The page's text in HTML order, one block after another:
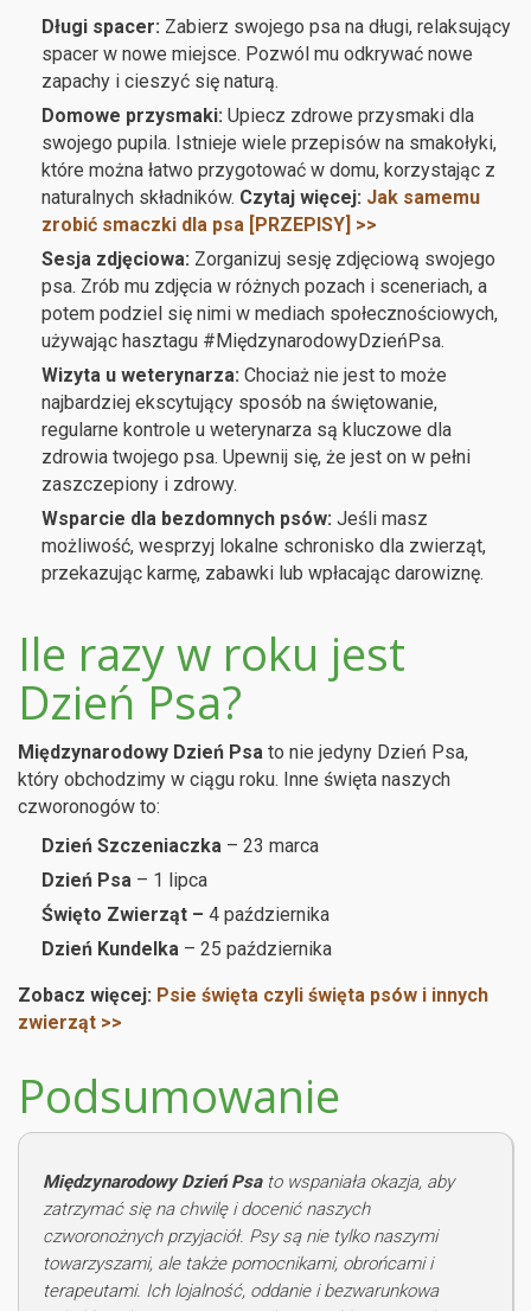
Długi spacer: Zabierz swojego psa na długi, relaksujący
spacer w nowe miejsce. Pozwól mu odkrywać nowe
zapachy i cieszyć się naturą.
Domowe przysmaki: Upiecz zdrowe przysmaki dla
swojego pupila. Istnieje wiele przepisów na smakołyki,
które można łatwo przygotować w domu, korzystając z
naturalnych składników. Czytaj więcej: Jak samemu
zrobić smaczki dla psa [PRZEPISY] >>
Sesja zdjęciowa: Zorganizuj sesję zdjęciową swojego
psa. Zrób mu zdjęcia w różnych pozach i sceneriach, a
potem podziel się nimi w mediach społecznościowych,
używając hasztagu #MiędzynarodowyDzieńPsa.
Wizyta u weterynarza: Chociaż nie jest to może
najbardziej ekscytujący sposób na świętowanie,
regularne kontrole u weterynarza są kluczowe dla
zdrowia twojego psa. Upewnij się, że jest on w pełni
zaszczepiony i zdrowy.
Wsparcie dla bezdomnych psów: Jeśli masz
możliwość, wesprzyj lokalne schronisko dla zwierząt,
przekazując karmę, zabawki lub wpłacając darowiznę.
Ile razy w roku jest
Dzień Psa?
Międzynarodowy Dzień Psa to nie jedyny Dzień Psa,
który obchodzimy w ciągu roku. Inne święta naszych
czworonogów to:
Dzień Szczeniaczka – 23 marca
Dzień Psa – 1 lipca
Święto Zwierząt – 4 października
Dzień Kundelka – 25 października
Zobacz więcej: Psie święta czyli święta psów i innych
zwierząt >>
Podsumowanie
Międzynarodowy Dzień Psato wspaniała okazja, aby
zatrzymać się na chwilę i docenić naszych
czworonożnych przyjaciół. Psy są nie tylko naszymi
towarzyszami, ale także pomocnikami, obrońcami i
terapeutami. Ich lojalność, oddanie i bezwarunkowa